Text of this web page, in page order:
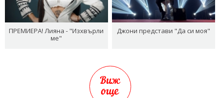
ПРЕМИЕРА! Лияна - "Изхвърли
ме"
Джони представи "Да си моя"
Виж
още